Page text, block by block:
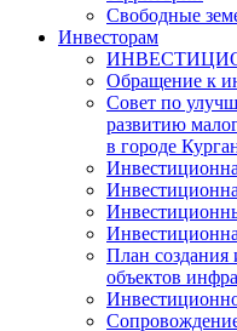
Свободные
Инвесторам
Обращение к
Совет по
развитию
в городе
План создания
объектов